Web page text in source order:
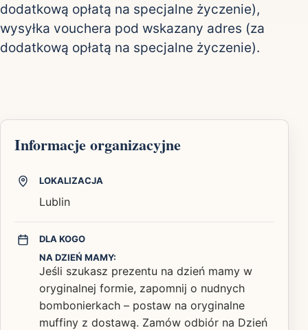
dodatkową opłatą na specjalne życzenie),
wysyłka vouchera pod wskazany adres (za
dodatkową opłatą na specjalne życzenie).
Informacje organizacyjne
LOKALIZACJA
Lublin
DLA KOGO
NA DZIEŃ MAMY:
Jeśli szukasz prezentu na dzień mamy w
oryginalnej formie, zapomnij o nudnych
bombonierkach – postaw na oryginalne
muffiny z dostawą. Zamów odbiór na Dzień